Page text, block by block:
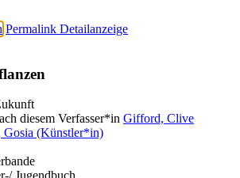
Permalink Detailanzeige
diesem Verfasser*in Gifford, Clive
Gosia (Künstler*in)